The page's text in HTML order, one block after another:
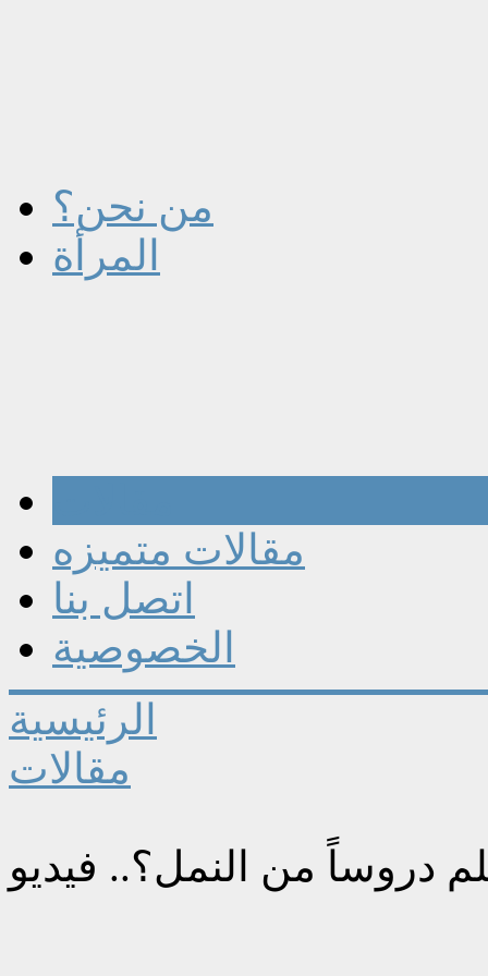
من نحن؟
المرأة
مقالات متميزه
اتصل بنا
الخصوصية
الرئيسية
مقالات
دروساً من النمل؟.. فيديو